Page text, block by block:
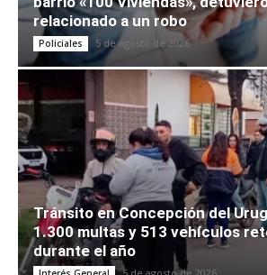
relacionado a un robo
Policiales 5 de agosto de 2026
Tránsito en Concepción del
1.300 multas y 513 vehículos
durante el año